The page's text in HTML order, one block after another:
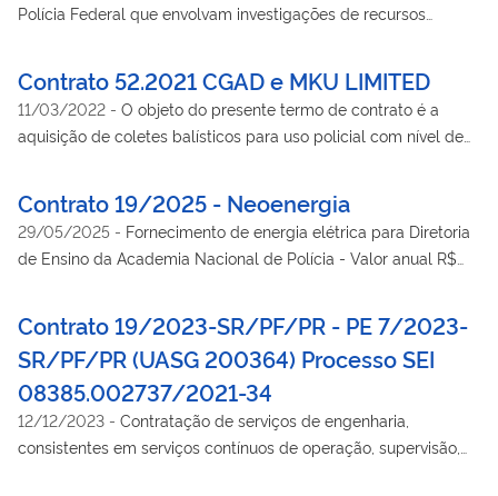
Polícia Federal que envolvam investigações de recursos
Contrato 52.2021 CGAD e MKU LIMITED
11/03/2022 - O objeto do presente termo de contrato é a
aquisição de coletes balísticos para uso policial com nível de
transporte), conforme especificações e quantitativos
estabelecidos no termo de referência, anexo do edital, sendo
8.769 unidades ao valor unitário d er$1.479,16 perfazendo o
2002 - Artigo: 1. Vigência: 10/01/2022 a 10/01/2023. Valor
Total: R$ 12.970.754,04. Data de Assinatura: 07/01/2022.
Contrato 19/2025 - Neoenergia
29/05/2025 - Fornecimento de energia elétrica para Diretoria
de Ensino da Academia Nacional de Polícia - Valor anual R$
indeterminada.
Contrato 19/2023-SR/PF/PR - PE 7/2023-
SR/PF/PR (UASG 200364) Processo SEI
08385.002737/2021-34
12/12/2023 - Contratação de serviços de engenharia,
consistentes em serviços contínuos de operação, supervisão,